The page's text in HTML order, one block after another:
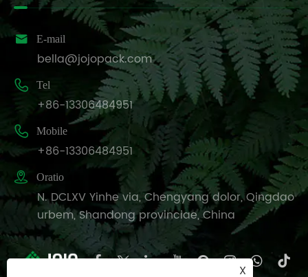
 E-mail
bella@jojopack.com
 Tel
+86-13306484951
 Mobile
+86-13306484951
 Oratio
N. DCLXV Yinhe via, Chengyang dolor, Qingdao
urbem, Shandong provinciae, China
X